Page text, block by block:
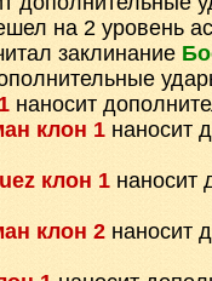
на 2 уровень
заклинание
наносит
клон 1 наносит
клон 1 наносит
клон 2 наносит